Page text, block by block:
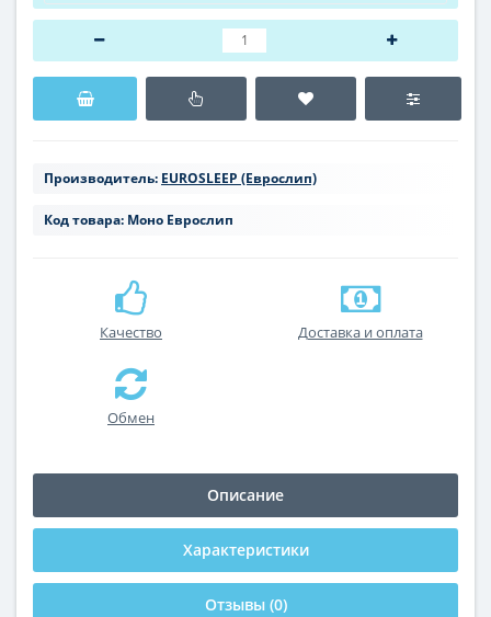
Производитель: EUROSLEEP (Еврослип)
Код товара: Моно Еврослип
Качество Доставка и оплата
Обмен
Описание
Характеристики
Отзывы (0)